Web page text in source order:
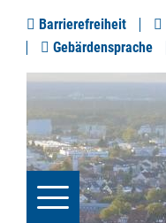
Barrierefreiheit
Gebärdensprache